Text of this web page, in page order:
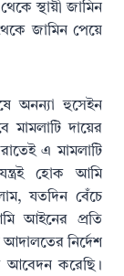
স্থায়ী জামিন
জামিন পেয়ে
অনন্যা হুসেইন
মামলাটি দায়ের
এ মামলাটি
হোক আমি
যতদিন বেঁচে
আইনের প্রতি
নির্দেশ
আবেদন করেছি।